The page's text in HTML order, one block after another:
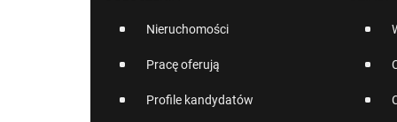
Nieruchomości
Pracę oferują
Profile kandydatów